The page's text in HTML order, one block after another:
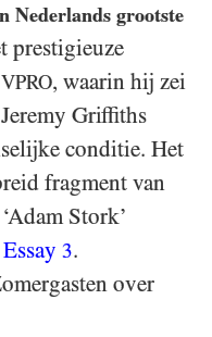
Nederlands grootste
prestigieuze
VPRO, waarin hij zei
Griffiths
conditie. Het
fragment van
Stork’
3.
over